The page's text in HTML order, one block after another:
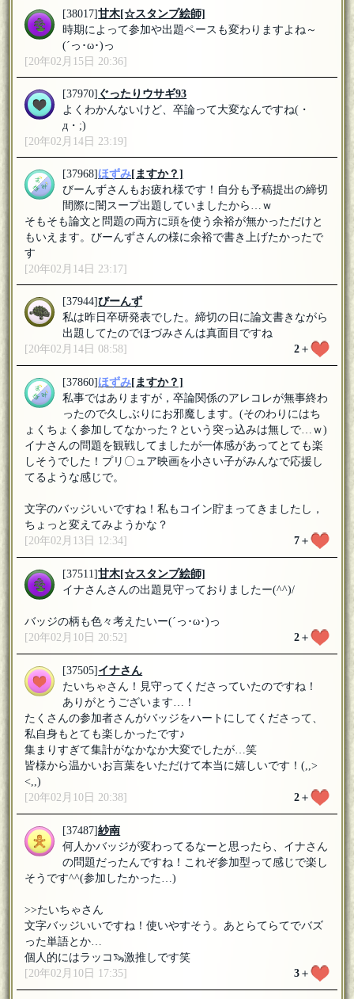
[38017]甘木[☆スタンプ絵師]
時期によって参加や出題ペースも変わりますよね～
(´っ･ω･)っ
[20年02月15日 20:36]
[37970] ぐったりウサギ93
よくわかんないけど、卒論って大変なんですね(・
д・;)
[20年02月14日 23:19]
[37968]ほずみ[ますか？]
びーんずさんもお疲れ様です！自分も予稿提出の締切
間際に闇スープ出題していましたから…ｗ
そもそも論文と問題の両方に頭を使う余裕が無かっただけと
もいえます。びーんずさんの様に余裕で書き上げたかったで
す
[20年02月14日 23:17]
[37944]びーんず
私は昨日卒研発表でした。締切の日に論文書きながら
出題してたのでほづみさんは真面目ですね
[20年02月14日 08:58]
2＋
[37860]ほずみ[ますか？]
私事ではありますが，卒論関係のアレコレが無事終わ
ったので久しぶりにお邪魔します。(そのわりにはち
ょくちょく参加してなかった？という突っ込みは無しで…ｗ)
イナさんの問題を観戦してましたが一体感があってとても楽
しそうでした！プリ〇ュア映画を小さい子がみんなで応援し
てるような感じで。
文字のバッジいいですね！私もコイン貯まってきましたし，
ちょっと変えてみようかな？
[20年02月13日 12:34]
7＋
[37511]甘木[☆スタンプ絵師]
イナさんさんの出題見守っておりましたー(^^)/
バッジの柄も色々考えたいー(´っ･ω･)っ
[20年02月10日 20:52]
2＋
[37505]イナさん
たいちゃさん！見守ってくださっていたのですね！
ありがとうございます…！
たくさんの参加者さんがバッジをハートにしてくださって、
私自身もとても楽しかったです♪
集まりすぎて集計がなかなか大変でしたが…笑
皆様から温かいお言葉をいただけて本当に嬉しいです！(,,>
<,,)
[20年02月10日 20:38]
2＋
[37487]紗南
何人かバッジが変わってるなーと思ったら、イナさん
の問題だったんですね！これぞ参加型って感じで楽し
そうです^^(参加したかった…)
>>たいちゃさん
文字バッジいいですね！使いやすそう。あとらてらてでバズ
った単語とか…
個人的にはラッコ🦦激推しです笑
[20年02月10日 17:35]
3＋